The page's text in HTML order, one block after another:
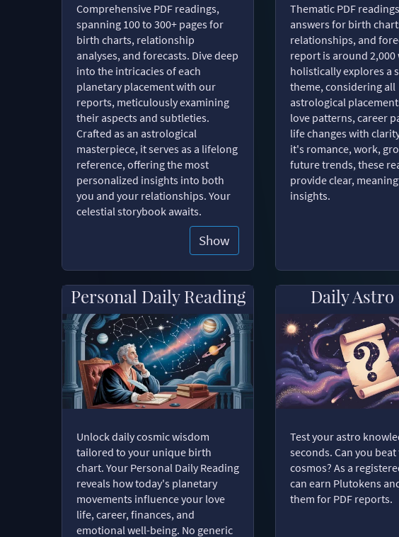
Comprehensive PDF readings,
spanning 100 to 300+ pages for
birth charts, relationship
analyses, and forecasts. Dive deep
into the intricacies of each
planetary placement with our
reports, meticulously examining
their aspects and subtleties.
Crafted as an astrological
masterpiece, it serves as a lifelong
reference, offering the most
personalized insights into both
you and your relationships. Your
celestial storybook awaits.
Show
Thematic PDF
answers for birth
relationships, and
report is around 2,000
holistically explores a
theme, considering all
astrological
love patterns, career
life changes with
it's romance, work,
future trends, these
provide clear,
insights.
Personal Daily Reading
Unlock daily cosmic wisdom
tailored to your unique birth
chart. Your Personal Daily Reading
reveals how today's planetary
movements influence your love
life, career, finances, and
emotional well-being. No generic
Daily Astro
Test your astro
seconds. Can you
cosmos? As a
can earn Plutokens
them for PDF reports.